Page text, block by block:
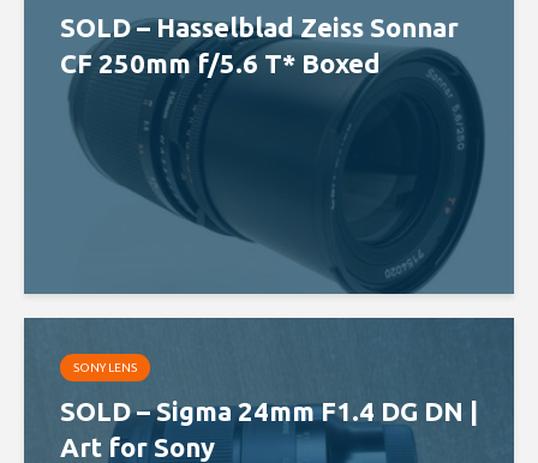
SOLD – Hasselblad Zeiss Sonnar
CF 250mm f/5.6 T* Boxed
SONY LENS
SOLD – Sigma 24mm F1.4 DG DN |
Art for Sony